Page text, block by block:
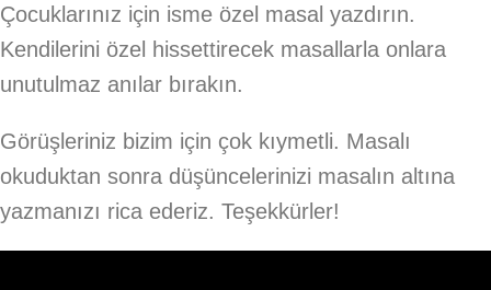
Çocuklarınız için isme özel masal yazdırın.
Kendilerini özel hissettirecek masallarla onlara
unutulmaz anılar bırakın.
Görüşleriniz bizim için çok kıymetli. Masalı
okuduktan sonra düşüncelerinizi masalın altına
yazmanızı rica ederiz. Teşekkürler!